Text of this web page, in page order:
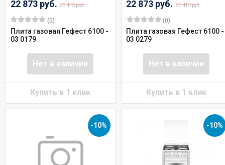
22 873 руб. 25 415 руб.
(0)
Плита газовая Гефест 6100 -
03 0179
Нет в наличии
22 873 руб. 25 415 руб.
(0)
Плита газовая Гефест 6100 -
03 0279
Нет в наличии
-10% -10%